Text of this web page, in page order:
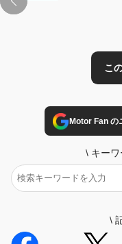
Motor Fan の
\ キー
\